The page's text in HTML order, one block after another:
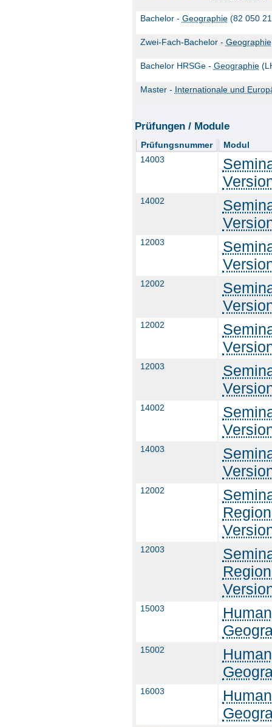
Bachelor - Geographie(82 050
Zwei-Fach-Bachelor - Geographie
Bachelor HRSGe - Geographie
Master - Internationale und
Prüfungen / Module
Prüfungsnummer
Modul
14003
14002
12003
12002
12002
12003
14002
14003
12002
12003
15003
15002
16003